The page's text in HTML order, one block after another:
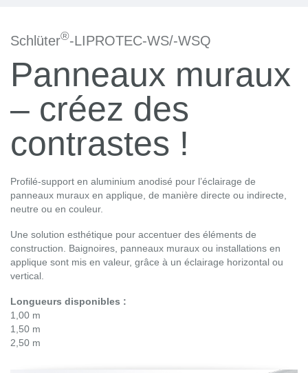
Schlüter®-LIPROTEC-WS/-WSQ
Panneaux muraux
– créez des
contrastes !
Profilé-support en aluminium anodisé pour l’éclairage de
panneaux muraux en applique, de manière directe ou indirecte,
neutre ou en couleur.
Une solution esthétique pour accentuer des éléments de
construction. Baignoires, panneaux muraux ou installations en
applique sont mis en valeur, grâce à un éclairage horizontal ou
vertical.
Longueurs disponibles :
1,00 m
1,50 m
2,50 m